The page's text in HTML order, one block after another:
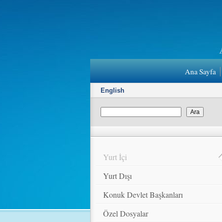
Ana Sayfa
English
Yurt İçi
Yurt Dışı
Konuk Devlet Başkanları
Özel Dosyalar